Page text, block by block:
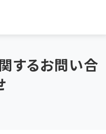
するお問い合